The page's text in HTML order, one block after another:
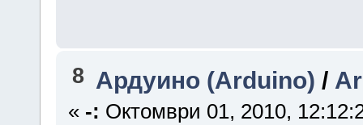
8 Ардуино (Arduino) /
« -: Октомври 01, 2010,